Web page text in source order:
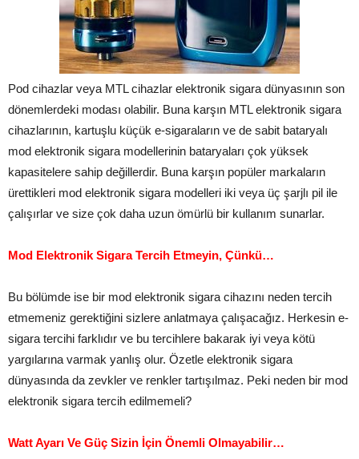
Pod cihazlar veya MTL cihazlar elektronik sigara dünyasının son
dönemlerdeki modası olabilir. Buna karşın MTL elektronik sigara
cihazlarının, kartuşlu küçük e-sigaraların ve de sabit bataryalı
mod elektronik sigara modellerinin bataryaları çok yüksek
kapasitelere sahip değillerdir. Buna karşın popüler markaların
ürettikleri mod elektronik sigara modelleri iki veya üç şarjlı pil ile
çalışırlar ve size çok daha uzun ömürlü bir kullanım sunarlar.
Mod Elektronik Sigara Tercih Etmeyin, Çünkü…
Bu bölümde ise bir mod elektronik sigara cihazını neden tercih
etmemeniz gerektiğini sizlere anlatmaya çalışacağız. Herkesin e-
sigara tercihi farklıdır ve bu tercihlere bakarak iyi veya kötü
yargılarına varmak yanlış olur. Özetle elektronik sigara
dünyasında da zevkler ve renkler tartışılmaz. Peki neden bir mod
elektronik sigara tercih edilmemeli?
Watt Ayarı Ve Güç Sizin İçin Önemli Olmayabilir…